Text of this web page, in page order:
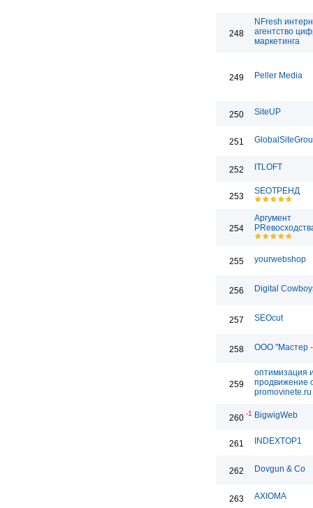
248
NFresh
агентство
маркетинга
249 Peller Media
250 SiteUP
251
252 ITLOFT
253
SEOТРЕНД
254
Аргумент
255 yourwebshop
256 Digital
257 SEOcut
258 ООО "Мастер
259
оптимизация
продвижение
promovinete.ru
260 -1 BigwigWeb
261 INDEXTOP1
262 Dovgun & Co
263 AXIOMA